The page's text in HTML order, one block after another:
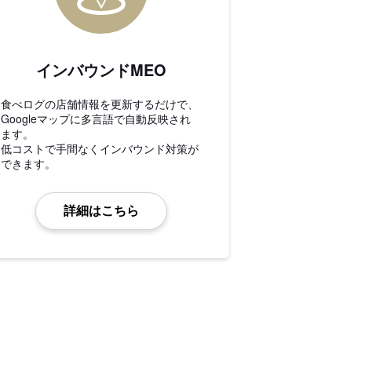
インバウンドMEO
食べログの店舗情報を更新するだけで、
Googleマップに多言語で自動反映され
ます。
低コストで手間なくインバウンド対策が
できます。
詳細はこちら